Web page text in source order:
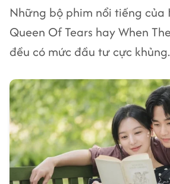
Những bộ phim nổi tiếng của
Queen Of Tears hay When
đều có mức đầu tư cực khủng.